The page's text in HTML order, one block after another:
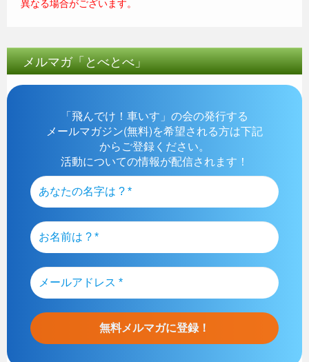
メルマガ「とべとべ」
「飛んでけ！車いす」の会の発行する
メールマガジン(無料)を希望される方は下記
からご登録ください。
活動についての情報が配信されます！